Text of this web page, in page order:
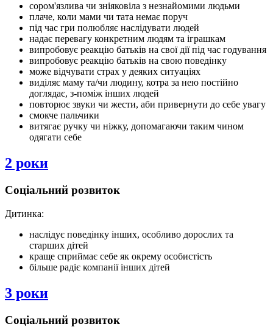
сором'язлива чи зніяковіла з незнайомими людьми
плаче, коли мами чи тата немає поруч
під час гри полюбляє наслідувати людей
надає перевагу конкретним людям та іграшкам
випробовує реакцію батьків на свої дії під час годування
випробовує реакцію батьків на свою поведінку
може відчувати страх у деяких ситуаціях
виділяє маму та/чи людину, котра за нею постійно
доглядає, з-поміж інших людей
повторює звуки чи жести, аби привернути до себе увагу
смокче пальчики
витягає ручку чи ніжку, допомагаючи таким чином
одягати себе
2 роки
Соціальний розвиток
Дитинка:
наслідує поведінку інших, особливо дорослих та
старших дітей
краще сприймає себе як окрему особистість
більше радіє компанії інших дітей
3 роки
Соціальний розвиток